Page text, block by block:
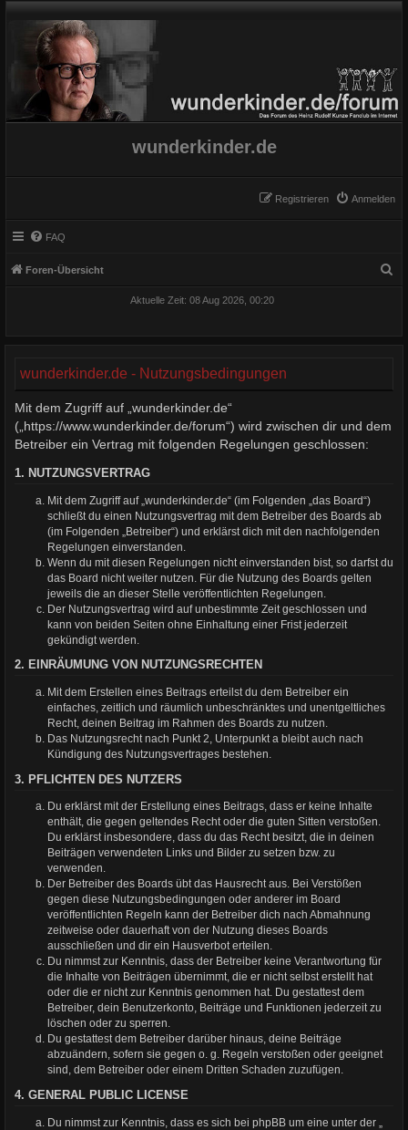
wunderkinder.de
Anmelden
Registrieren
FAQ
Foren-Übersicht
Aktuelle Zeit: 08 Aug 2026, 00:20
wunderkinder.de - Nutzungsbedingungen
Mit dem Zugriff auf „wunderkinder.de“
(„https://www.wunderkinder.de/forum“) wird zwischen dir und dem
Betreiber ein Vertrag mit folgenden Regelungen geschlossen:
1. NUTZUNGSVERTRAG
Mit dem Zugriff auf „wunderkinder.de“ (im Folgenden „das Board“)
schließt du einen Nutzungsvertrag mit dem Betreiber des Boards ab
(im Folgenden „Betreiber“) und erklärst dich mit den nachfolgenden
Regelungen einverstanden.
Wenn du mit diesen Regelungen nicht einverstanden bist, so darfst du
das Board nicht weiter nutzen. Für die Nutzung des Boards gelten
jeweils die an dieser Stelle veröffentlichten Regelungen.
Der Nutzungsvertrag wird auf unbestimmte Zeit geschlossen und
kann von beiden Seiten ohne Einhaltung einer Frist jederzeit
gekündigt werden.
2. EINRÄUMUNG VON NUTZUNGSRECHTEN
Mit dem Erstellen eines Beitrags erteilst du dem Betreiber ein
einfaches, zeitlich und räumlich unbeschränktes und unentgeltliches
Recht, deinen Beitrag im Rahmen des Boards zu nutzen.
Das Nutzungsrecht nach Punkt 2, Unterpunkt a bleibt auch nach
Kündigung des Nutzungsvertrages bestehen.
3. PFLICHTEN DES NUTZERS
Du erklärst mit der Erstellung eines Beitrags, dass er keine Inhalte
enthält, die gegen geltendes Recht oder die guten Sitten verstoßen.
Du erklärst insbesondere, dass du das Recht besitzt, die in deinen
Beiträgen verwendeten Links und Bilder zu setzen bzw. zu
verwenden.
Der Betreiber des Boards übt das Hausrecht aus. Bei Verstößen
gegen diese Nutzungsbedingungen oder anderer im Board
veröffentlichten Regeln kann der Betreiber dich nach Abmahnung
zeitweise oder dauerhaft von der Nutzung dieses Boards
ausschließen und dir ein Hausverbot erteilen.
Du nimmst zur Kenntnis, dass der Betreiber keine Verantwortung für
die Inhalte von Beiträgen übernimmt, die er nicht selbst erstellt hat
oder die er nicht zur Kenntnis genommen hat. Du gestattest dem
Betreiber, dein Benutzerkonto, Beiträge und Funktionen jederzeit zu
löschen oder zu sperren.
Du gestattest dem Betreiber darüber hinaus, deine Beiträge
abzuändern, sofern sie gegen o. g. Regeln verstoßen oder geeignet
sind, dem Betreiber oder einem Dritten Schaden zuzufügen.
4. GENERAL PUBLIC LICENSE
Du nimmst zur Kenntnis, dass es sich bei phpBB um eine unter der „